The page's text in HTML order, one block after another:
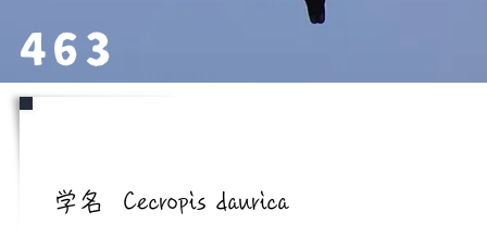
463
学名 Cecropis daurica